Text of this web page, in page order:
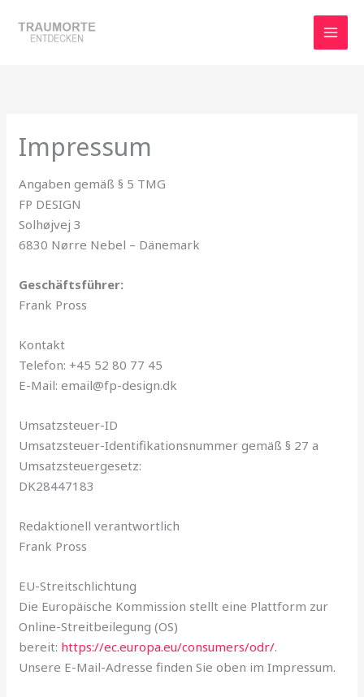
Inhalt
Impressum
Angaben gemäß § 5 TMG
FP DESIGN
Solhøjvej 3
6830 Nørre Nebel – Dänemark
Geschäftsführer:
Frank Pross
Kontakt
Telefon: +45 52 80 77 45
E-Mail:email@fp-design.dk
Umsatzsteuer-ID
Umsatzsteuer-Identifikationsnummer gemäß § 27 a
Umsatzsteuergesetz:
DK28447183
Redaktionell verantwortlich
Frank Pross
EU-Streitschlichtung
Die Europäische Kommission stellt eine Plattform zur
Online-Streitbeilegung (OS)
bereit: https://ec.europa.eu/consumers/odr/.
Unsere E-Mail-Adresse finden Sie oben im Impressum.